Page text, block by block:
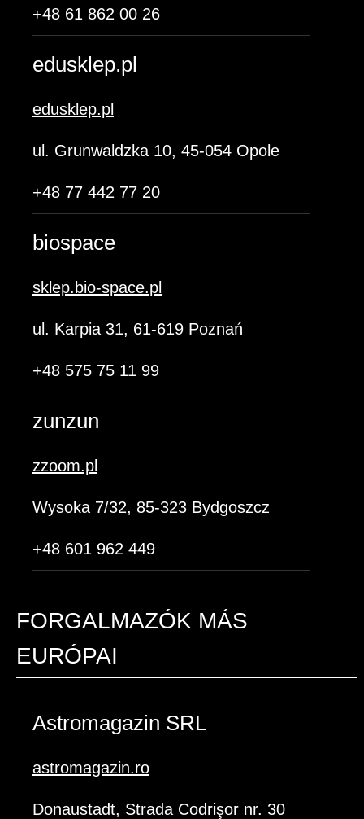
+48 61 862 00 26
edusklep.pl
edusklep.pl
ul. Grunwaldzka 10, 45-054 Opole
+48 77 442 77 20
biospace
sklep.bio-space.pl
ul. Karpia 31, 61-619 Poznań
+48 575 75 11 99
zunzun
zzoom.pl
Wysoka 7/32, 85-323 Bydgoszcz
+48 601 962 449
FORGALMAZÓK MÁS
EURÓPAI
Astromagazin SRL
astromagazin.ro
Donaustadt, Strada Codrişor nr. 30